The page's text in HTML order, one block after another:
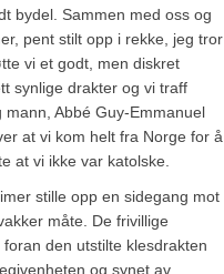
bydel. Sammen med oss og
pent stilt opp i rekke, jeg tror
vi et godt, men diskret
synlige drakter og vi traff
Abbé Guy-Emmanuel
at vi kom helt fra Norge for å
at vi ikke var katolske.
stille opp en sidegang mot
måte. De frivillige
den utstilte klesdrakten
og synet av